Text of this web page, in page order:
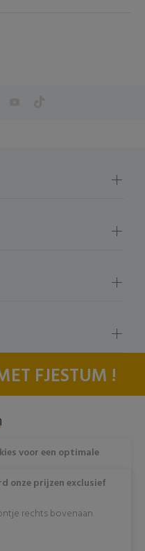
FJESTUM !
Cookie & Privacy
voor een optimale
gebruik te maken
het gebruik van deze
cookies? Klik dan
onze prijzen exclusief
rechts bovenaan